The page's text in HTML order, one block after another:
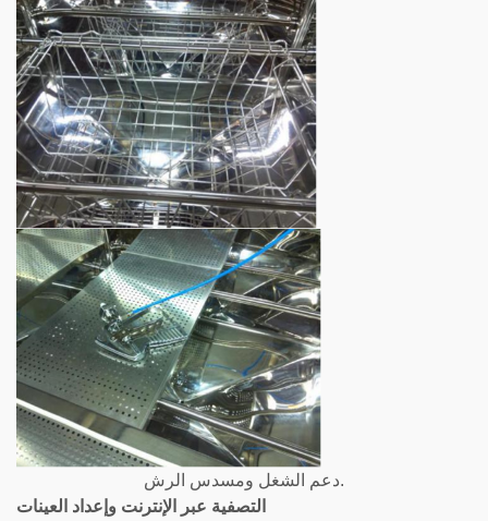
دعم الشغل ومسدس الرش.
التصفية عبر الإنترنت وإعداد العينات